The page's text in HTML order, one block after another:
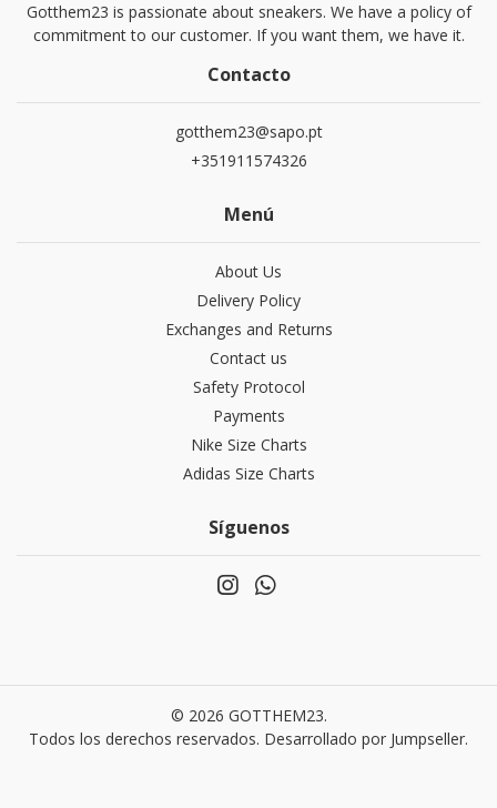
Gotthem23 is passionate about sneakers. We have a policy of
commitment to our customer. If you want them, we have it.
Contacto
gotthem23@sapo.pt
+351911574326
Menú
About Us
Delivery Policy
Exchanges and Returns
Contact us
Safety Protocol
Payments
Nike Size Charts
Adidas Size Charts
Síguenos
© 2026 GOTTHEM23.
Todos los derechos reservados. Desarrollado por Jumpseller.